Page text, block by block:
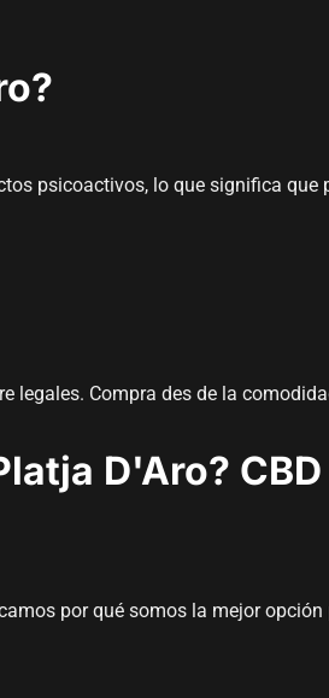
psicoactivos, lo que significa que
legales. Compra des de la
D'Aro?
por qué somos la mejor opción